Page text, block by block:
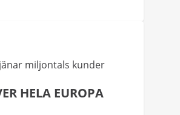
miljontals kunder
HELA EUROPA